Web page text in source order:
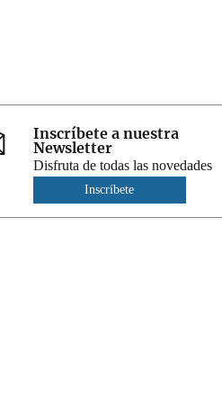
Inscríbete a nuestra
Newsletter
Disfruta de todas las novedades
Inscríbete